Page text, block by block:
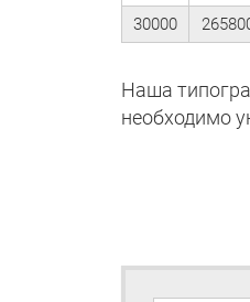
30000
Наша
необходимо